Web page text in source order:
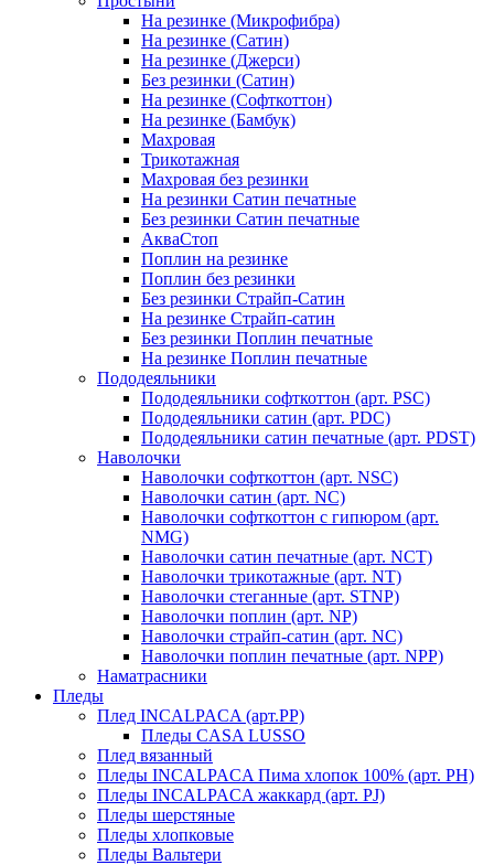
На резинке (Микрофибра)
На резинке (Сатин)
На резинке (Джерси)
Без резинки (Сатин)
На резинке (Софткоттон)
На резинке (Бамбук)
Махровая
Трикотажная
Махровая без резинки
На резинки Сатин печатные
Без резинки Сатин печатные
АкваСтоп
Поплин на резинке
Поплин без резинки
Без резинки Страйп-Сатин
На резинке Страйп-сатин
Без резинки Поплин печатные
На резинке Поплин печатные
Пододеяльники
Пододеяльники софткоттон (арт. PSC)
Пододеяльники сатин (арт. PDC)
Пододеяльники сатин печатные (арт. PDST)
Наволочки
Наволочки софткоттон (арт. NSC)
Наволочки сатин (арт. NC)
Наволочки софткоттон с гипюром (арт.
NMG)
Наволочки сатин печатные (арт. NCT)
Наволочки трикотажные (арт. NT)
Наволочки стеганные (арт. STNP)
Наволочки поплин (арт. NP)
Наволочки страйп-сатин (арт. NC)
Наволочки поплин печатные (арт. NPP)
Наматрасники
Пледы
Плед INCALPACA (арт.PP)
Пледы CASA LUSSO
Плед вязанный
Пледы INCALPACA Пима хлопок 100% (арт. PH)
Пледы INCALPACA жаккард (арт. PJ)
Пледы шерстяные
Пледы хлопковые
Пледы Вальтери